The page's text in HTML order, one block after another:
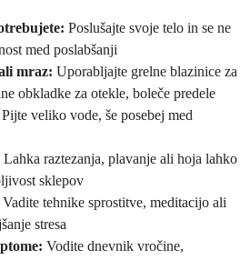
Poslušajte svoje telo in se ne
med poslabšanji
mraz: Uporabljajte grelne blazinice za
obkladke za otekle, boleče predele
Pijte veliko vode, še posebej med
Lahka raztezanja, plavanje ali hoja lahko
sklepov
Vadite tehnike sprostitve, meditacijo ali
stresa
Vodite dnevnik vročine,